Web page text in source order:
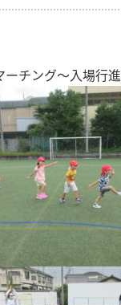
チング～入場行進